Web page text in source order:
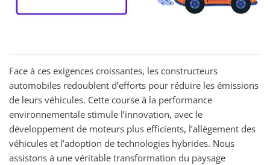
Face à ces exigences croissantes, les constructeurs
automobiles redoublent d’efforts pour réduire les émissions
de leurs véhicules. Cette course à la performance
environnementale stimule l’innovation, avec le
développement de moteurs plus efficients, l’allègement des
véhicules et l’adoption de technologies hybrides. Nous
assistons à une véritable transformation du paysage